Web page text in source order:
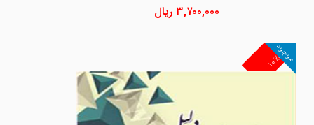
۳,۷۰۰,۰۰۰ریال
۱۰%
موجود